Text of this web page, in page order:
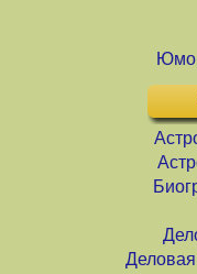
Деловая